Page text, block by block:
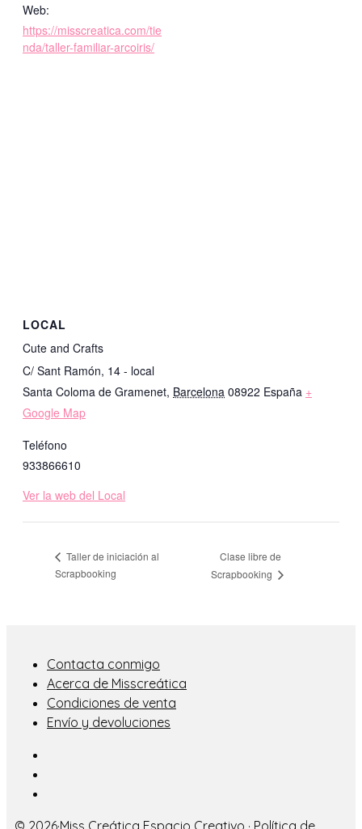
Web:
https://misscreatica.com/tie
nda/taller-familiar-arcoiris/
LOCAL
Cute and Crafts
C/ Sant Ramón, 14 - local
Santa Coloma de Gramenet, Barcelona 08922 España +
Google Map
Teléfono
933866610
Ver la web del Local
Taller de iniciación al
Scrapbooking
Clase libre de
Scrapbooking
Contacta conmigo
Acerca de Misscreática
Condiciones de venta
Envío y devoluciones
© 2026·Miss Creática Espacio Creativo · Política de